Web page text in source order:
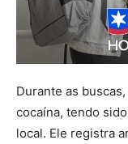
Durante as
cocaína, tendo
local. Ele registra